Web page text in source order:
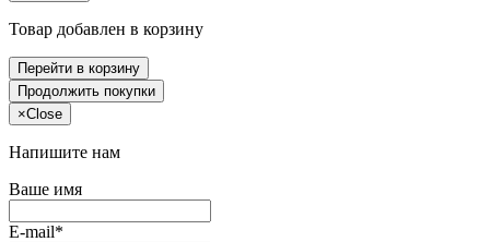
Товар добавлен в корзину
Перейти в корзину
Продолжить покупки
×Close
Напишите нам
Ваше имя
E-mail*